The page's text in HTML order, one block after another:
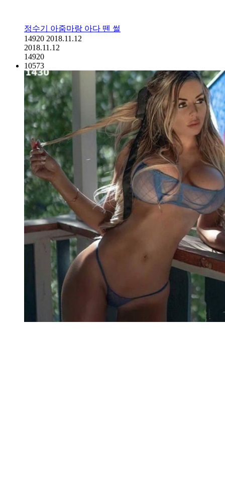
정수기 아줌마랑 아다 뗀 썰
14920 2018.11.12
2018.11.12
14920
10573